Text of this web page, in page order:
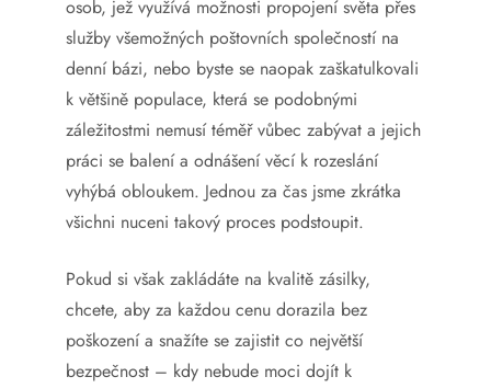
osob, jež využívá možnosti propojení světa přes
služby všemožných poštovních společností na
denní bázi, nebo byste se naopak zaškatulkovali
k většině populace, která se podobnými
záležitostmi nemusí téměř vůbec zabývat a jejich
práci se balení a odnášení věcí k rozeslání
vyhýbá obloukem. Jednou za čas jsme zkrátka
všichni nuceni takový proces podstoupit.
Pokud si však zakládáte na kvalitě zásilky,
chcete, aby za každou cenu dorazila bez
poškození a snažíte se zajistit co největší
bezpečnost – kdy nebude moci dojít k